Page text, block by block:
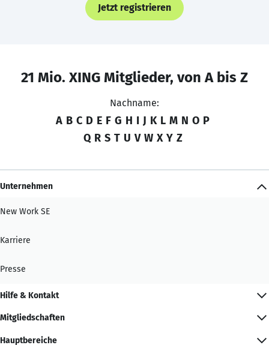
Jetzt registrieren
21 Mio. XING Mitglieder, von A bis Z
Nachname:
A B C D E F G H I J K L M N O P
Q R S T U V W X Y Z
Unternehmen
New Work SE
Karriere
Presse
Hilfe & Kontakt
Mitgliedschaften
Hauptbereiche